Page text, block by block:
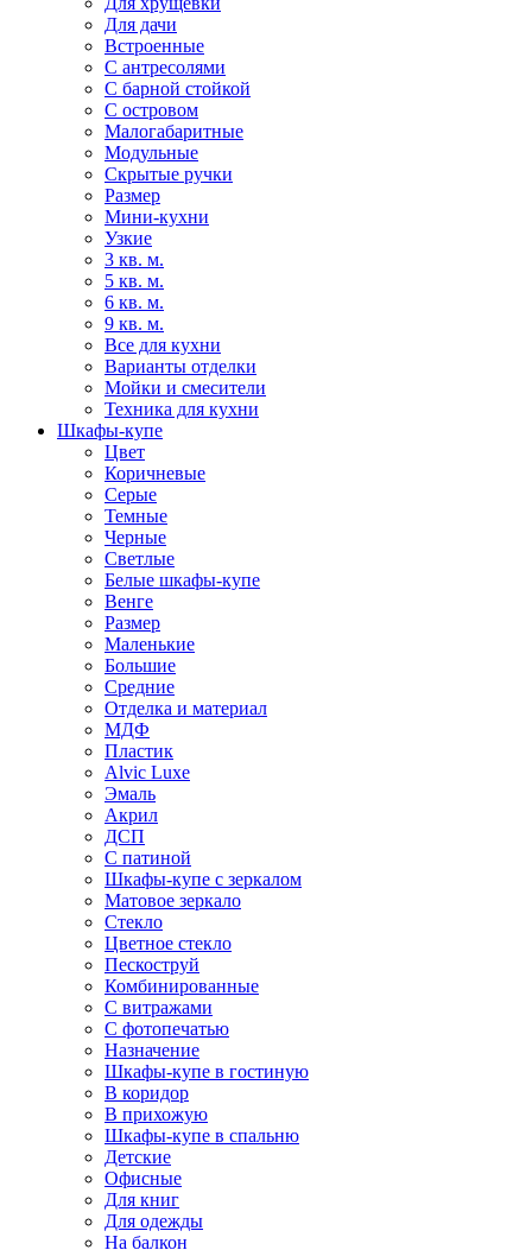
Для дачи
Встроенные
С антресолями
С барной стойкой
С островом
Малогабаритные
Модульные
Скрытые ручки
Размер
Мини-кухни
Узкие
3 кв. м.
5 кв. м.
6 кв. м.
9 кв. м.
Все для кухни
Варианты отделки
Мойки и смесители
Техника для кухни
Шкафы-купе
Цвет
Коричневые
Серые
Темные
Черные
Светлые
Белые шкафы-купе
Венге
Размер
Маленькие
Большие
Средние
Отделка и материал
МДФ
Пластик
Alvic Luxe
Эмаль
Акрил
ДСП
С патиной
Шкафы-купе с зеркалом
Матовое зеркало
Стекло
Цветное стекло
Пескоструй
Комбинированные
С витражами
С фотопечатью
Назначение
Шкафы-купе в гостиную
В коридор
В прихожую
Шкафы-купе в спальню
Детские
Офисные
Для книг
Для одежды
На балкон